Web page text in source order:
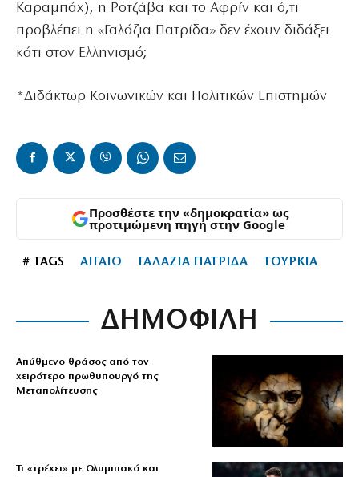
Καραμπάχ), η Ροτζάβα και το Αφρίν και ό,τι
προβλέπει η «Γαλάζια Πατρίδα» δεν έχουν διδάξει
κάτι στον Ελληνισμό;
*Διδάκτωρ Κοινωνικών και Πολιτικών Επιστημών
Προσθέστε την «δημοκρατία» ως
προτιμώμενη πηγή στην Google
# TAGS ΑΙΓΑΙΟ ΓΑΛΑΖΙΑ ΠΑΤΡΙΔΑ ΤΟΥΡΚΙΑ
ΔΗΜΟΦΙΛΗ
Απύθμενο θράσος από τον
χειρότερο πρωθυπουργό της
Μεταπολίτευσης
Τι «τρέχει» με Ολυμπιακό και